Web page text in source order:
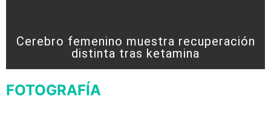
Cerebro femenino muestra recuperación
distinta tras ketamina
FOTOGRAFÍA